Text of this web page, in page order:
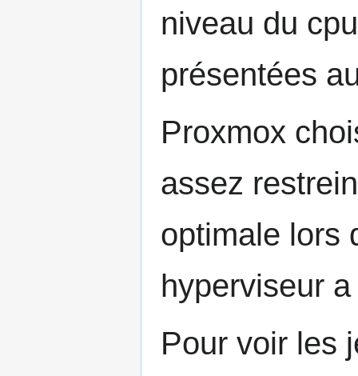
niveau du
présentées
Proxmox
assez
optimale lors
hyperviseur
Pour voir les